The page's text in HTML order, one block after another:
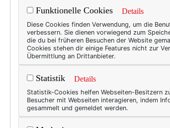
Holzboden
schnuppern,
kleineren
in einem so
Funktionelle Cookies Details
Diese Cookies finden Verwendung, um die
verbessern. Sie dienen vorwiegend zum
die du bei früheren Besuchen der Website
Cookies stehen dir einige Features nicht zur
Übermittlung an Drittanbieter.
Statistik Details
Statistik-Cookies helfen Webseiten-Besitzern
Besucher mit Webseiten interagieren, indem
gesammelt und gemeldet werden.